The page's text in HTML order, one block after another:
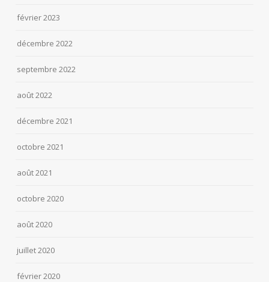
février 2023
décembre 2022
septembre 2022
août 2022
décembre 2021
octobre 2021
août 2021
octobre 2020
août 2020
juillet 2020
février 2020